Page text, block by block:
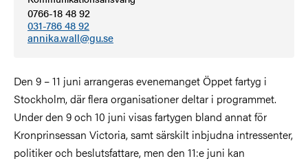
0766-18 48 92
031-786 48 92
annika.wall@gu.se
Den 9 – 11 juni arrangeras evenemanget Öppet fartyg i
Stockholm, där flera organisationer deltar i programmet.
Under den 9 och 10 juni visas fartygen bland annat för
Kronprinsessan Victoria, samt särskilt inbjudna intressenter,
politiker och beslutsfattare, men den 11:e juni kan